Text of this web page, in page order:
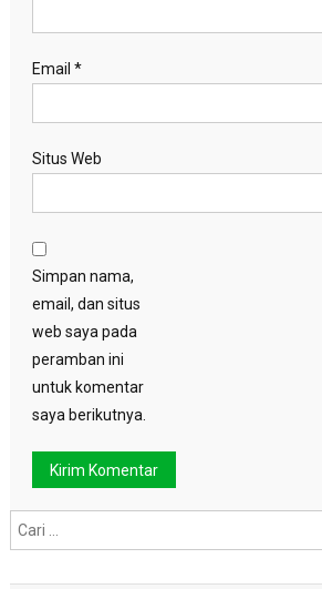
Email *
Situs Web
Simpan nama,
email, dan situs
web saya pada
peramban ini
untuk komentar
saya berikutnya.